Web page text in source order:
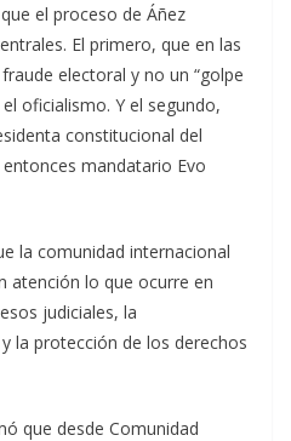
el proceso de Áñez
El primero, que en las
electoral y no un “golpe
oficialismo. Y el segundo,
constitucional del
mandatario Evo
la comunidad internacional
atención lo que ocurre en
judiciales, la
la protección de los derechos
que desde Comunidad